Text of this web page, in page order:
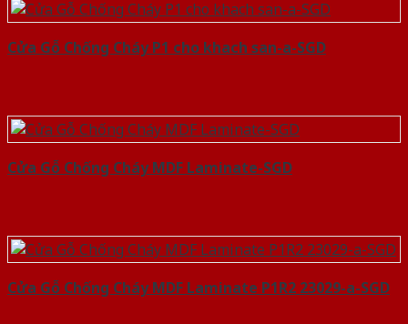
Cửa Gỗ Chống Cháy P1 cho khach san-a-SGD
Cửa Gỗ Chống Cháy MDF Laminate-SGD
Cửa Gỗ Chống Cháy MDF Laminate P1R2 23029-a-SGD